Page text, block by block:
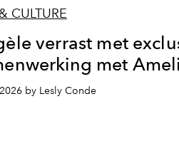
CULTURE
verrast met
met
by Lesly Conde